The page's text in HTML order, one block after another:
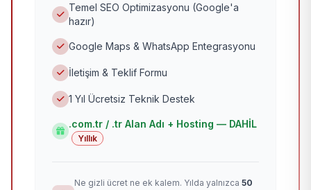
Temel SEO Optimizasyonu (Google'a
hazır)
Google Maps & WhatsApp Entegrasyonu
İletişim & Teklif Formu
1 Yıl Ücretsiz Teknik Destek
.com.tr / .tr Alan Adı + Hosting — DAHİL
Yıllık
Ne gizli ücret ne ek kalem. Yılda yalnızca 50